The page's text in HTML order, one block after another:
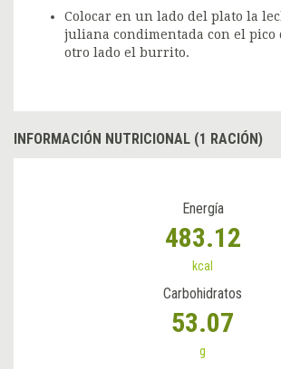
Colocar en un lado del plato la
juliana condimentada con el pico
otro lado el burrito.
INFORMACIÓN NUTRICIONAL (1 RACIÓN)
Energía
483.12
kcal
Carbohidratos
53.07
g